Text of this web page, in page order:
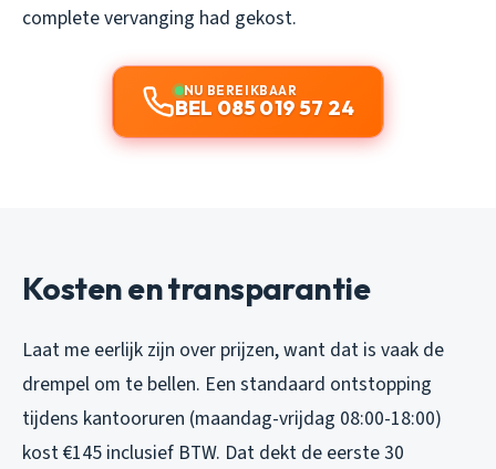
complete vervanging had gekost.
NU BEREIKBAAR
BEL 085 019 57 24
Kosten en transparantie
Laat me eerlijk zijn over prijzen, want dat is vaak de
drempel om te bellen. Een standaard ontstopping
tijdens kantooruren (maandag-vrijdag 08:00-18:00)
kost €145 inclusief BTW. Dat dekt de eerste 30